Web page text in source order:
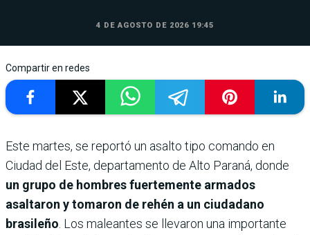
4 DE AGOSTO DE 2026 19:45
Compartir en redes
Este martes, se reportó un asalto tipo comando en
Ciudad del Este, departamento de Alto Paraná, donde
un grupo de hombres fuertemente armados
asaltaron y tomaron de rehén a un ciudadano
brasileño . Los maleantes se llevaron una importante